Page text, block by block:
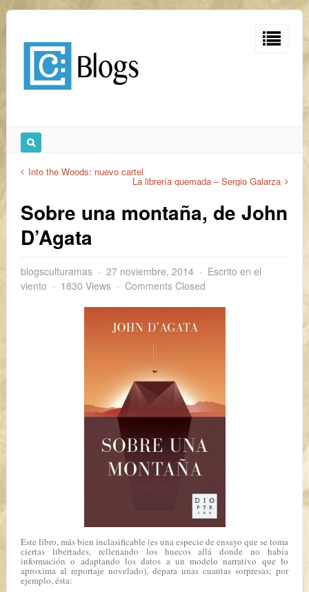
Into the Woods: nuevo cartel
La librería quemada – Sergio Galarza
Sobre una montaña, de John
D’Agata
blogsculturamas 27 noviembre, 2014
Escrito en el
viento
1830 Views Comments Closed
Este libro, más bien inclasificable (es una especie de ensayo que se toma
ciertas libertades, rellenando los huecos allá donde no había
información o adaptando los datos a un modelo narrativo que lo
aproxima al reportaje novelado), depara unas cuantas sorpresas; por
ejemplo, ésta: